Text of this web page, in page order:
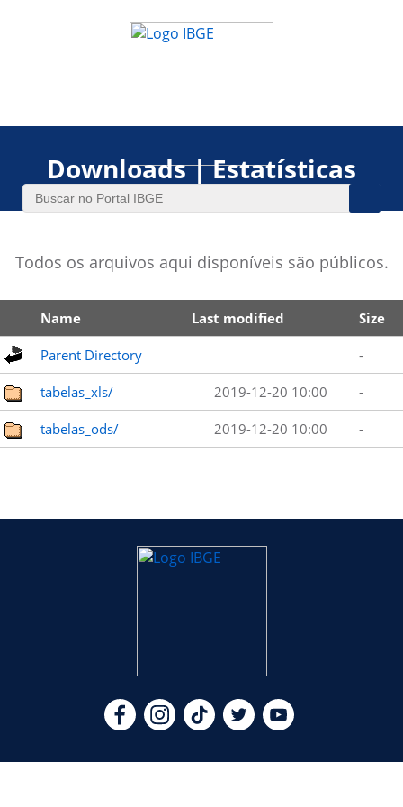
Downloads | Estatísticas
Todos os arquivos aqui disponíveis são públicos.
Name Last modified Size
Parent Directory -
tabelas_xls/ 2019-12-20 10:00 -
tabelas_ods/ 2019-12-20 10:00 -